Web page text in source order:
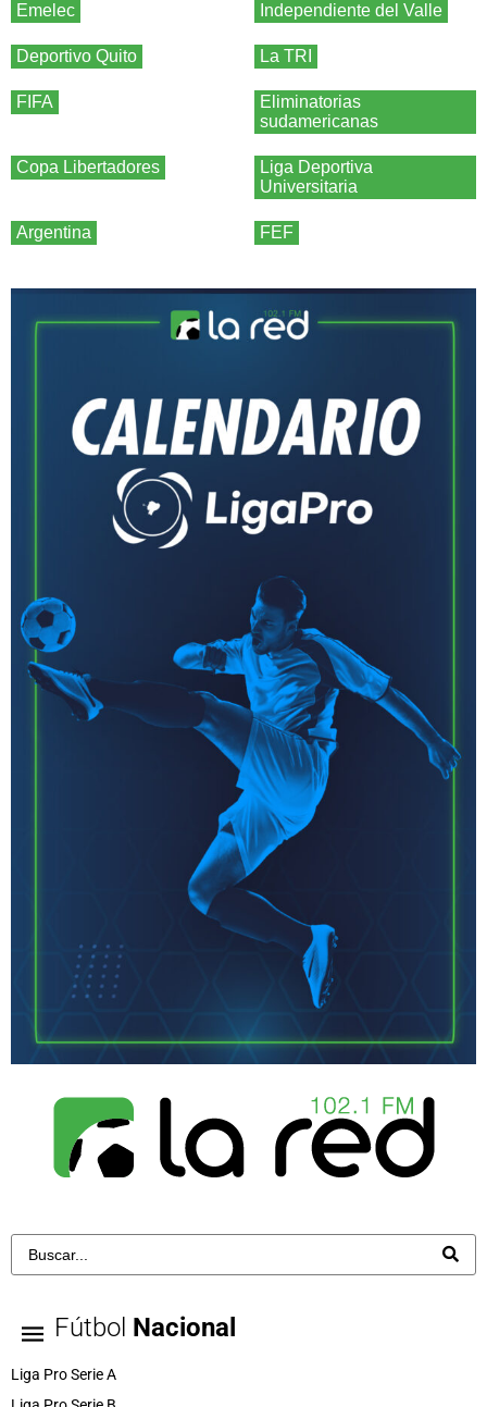
Emelec Independiente del Valle
Deportivo Quito La TRI
FIFA
Eliminatorias
sudamericanas
Copa Libertadores
Liga Deportiva
Universitaria
Argentina FEF
Fútbol Nacional
Liga Pro Serie A